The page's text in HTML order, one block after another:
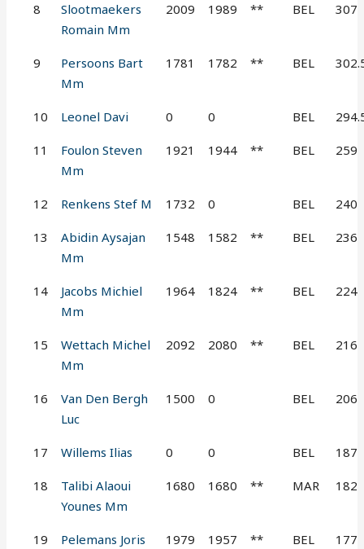
8
Slootmaekers
Romain Mm
2009 1989 ** BEL 307
9
Persoons Bart
Mm
1781 1782 ** BEL
10 Leonel Davi 0 0 BEL
11
Foulon Steven
Mm
1921 1944 ** BEL 259
12 Renkens Stef M 1732 0 BEL 240
13
Abidin Aysajan
Mm
1548 1582 ** BEL 236
14
Jacobs Michiel
Mm
1964 1824 ** BEL 224
15
Wettach Michel
Mm
2092 2080 ** BEL 216
16
Van Den Bergh
Luc
1500 0 BEL 206
17 Willems Ilias 0 0 BEL 187
18
Talibi Alaoui
Younes Mm
1680 1680 ** MAR 182
19
Pelemans Joris
1979 1957 ** BEL 177